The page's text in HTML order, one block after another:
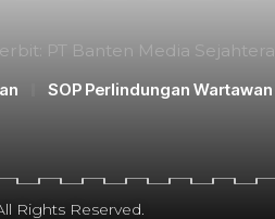
PT Banten Media Sejahtera
SOP Perlindungan Wartawan
Rights Reserved.